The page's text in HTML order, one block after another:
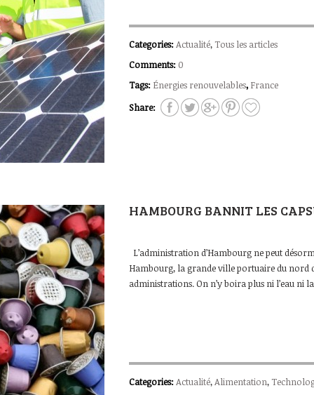
Categories:Actualité, Tous les articles
Comments: 0
Tags: Énergies renouvelables, France
Share:
HAMBOURG BANNIT LES
L’administration d’Hambourg ne peut
Hambourg, la grande ville portuaire du nord
administrations. On n’y boira plus ni l’eau ni
Categories:Actualité,Alimentation,